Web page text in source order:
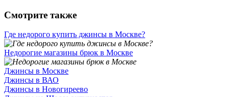
Смотрите также
Где недорого купить джинсы в Москве?
Недорогие магазины брюк в Москве
Джинсы в Москве
Джинсы в ВАО
Джинсы в Новогиреево